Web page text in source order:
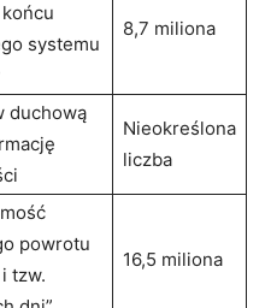
systemu
8,7 miliona
duchową‌
Nieokreślona
liczba
powrotu
tzw.​
16,5 miliona